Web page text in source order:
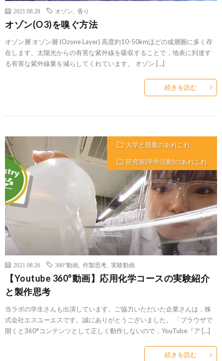
2021.08.28 オゾン 香り
オゾン(O3)を嗅ぐ方法
オゾン層 オゾン層 (Ozone Layer) 高度約10-50kmほどの成層圏に多く存
在します。太陽光からの有害な紫外線を吸収することで，地表に到達す
る有害な紫外線量を減らしてくれています。 オゾン […]
続きを読む
大学と授業のあれこれ
研究室(学外活動)のあれこれ
2021.08.26 360°動画 作製思考 実験動画
【Youtube 360°動画】応用化学コースの実験紹介
と製作思考
当ラボの学生さんも出演しています。ご協力いただいた企業さんは，株
式会社エスユーエスです。誠にありがとうございました。 「ブラウザで
開くと360°コンテンツとして正しく動作しないので，YouTube『ア […]
続きを読む